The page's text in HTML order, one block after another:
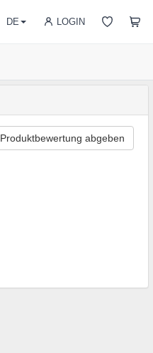
LOGIN
DE
Produktbewertung abgeben